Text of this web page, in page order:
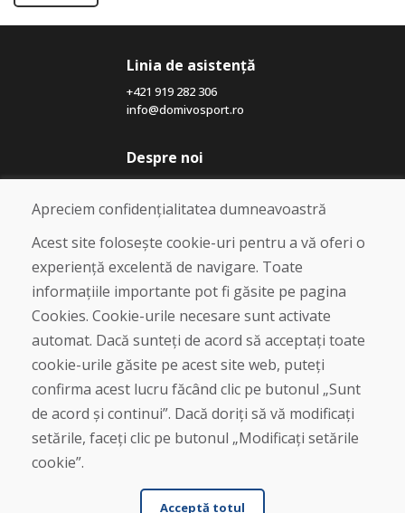
Linia de asistență
+421 919 282 306
info@domivosport.ro
Despre noi
Blog
Despre noi
Magazin
Contact
Cumpărare
Magazin online
Livrare și plată
Plângere
Retur și schimb de mărfuri
Protecția datelor cu caracter personal
Cookies
Apreciem confidențialitatea dumneavoastră
Acest site folosește cookie-uri pentru a vă oferi o
experiență excelentă de navigare. Toate
informațiile importante pot fi găsite pe pagina
Cookies. Cookie-urile necesare sunt activate
automat. Dacă sunteți de acord să acceptați toate
cookie-urile găsite pe acest site web, puteți
confirma acest lucru făcând clic pe butonul „Sunt
de acord și continui”. Dacă doriți să vă modificați
setările, faceți clic pe butonul „Modificați setările
cookie”.
Acceptă totul